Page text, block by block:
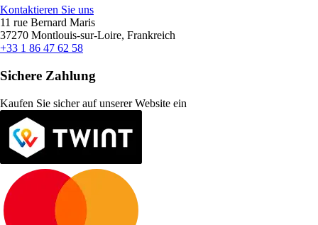
Kontaktieren Sie uns
11 rue Bernard Maris
37270 Montlouis-sur-Loire, Frankreich
+33 1 86 47 62 58
Sichere Zahlung
Kaufen Sie sicher auf unserer Website ein